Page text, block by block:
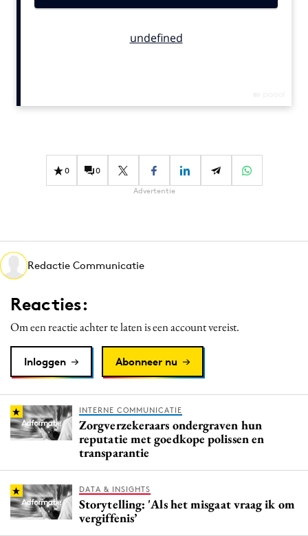
Carriere
Design
Diversiteit
Effectiviteit
Martech
Media
Merkstrategie
Purpose Marketing
Reputatie & crisis
0 0
Advertentie
Redactie Communicatie
Reacties:
Om een reactie achter te laten is een account vereist.
Inloggen Abonneer nu
INTERNE COMMUNICATIE
Zorgverzekeraars ondergraven hun
reputatie met goedkope polissen en
transparantie
DATA & INSIGHTS
Storytelling: 'Als het misgaat vraag ik om
vergiffenis’